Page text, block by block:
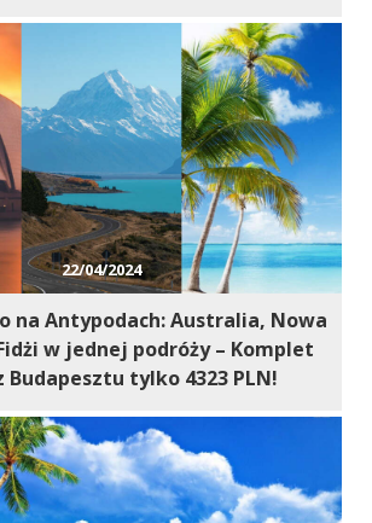
22/04/2024
na Antypodach: Australia, Nowa
w jednej podróży – Komplet
Budapesztu tylko 4323 PLN!